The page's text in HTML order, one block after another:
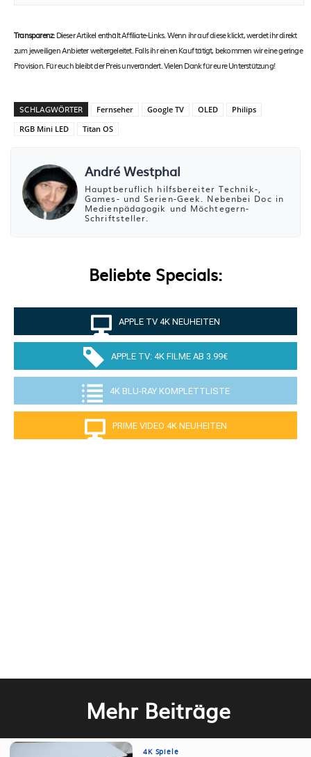
Transparenz:Dieser Artikel enthält Affiliate-Links. Wenn ihr auf diese klickt, werdet ihr direkt
zum jeweiligen Anbieter weitergeleitet. Falls ihr einen Kauf tätigt, bekommen wir eine geringe
Provision. Für euch bleibt der Preis unverändert. Vielen Dank für eure Unterstützung!
SCHLAGWÖRTER Fernseher Google TV OLED
Philips
RGB Mini LED
Titan OS
André Westphal
Hauptberuflich hilfsbereiter Technik-,
Games- und Serien-Geek. Nebenbei Doc in
Medienpädagogik und Möchtegern-
Schriftsteller.
Beliebte Specials:
APPLE TV 4K NEUHEITEN
APPLE TV: 4K FILME AB 3.99€
4K BLU-RAY KOMPLETTLISTE
PRIME VIDEO 4K NEUHEITEN
Mehr Beiträge
4K Spiele